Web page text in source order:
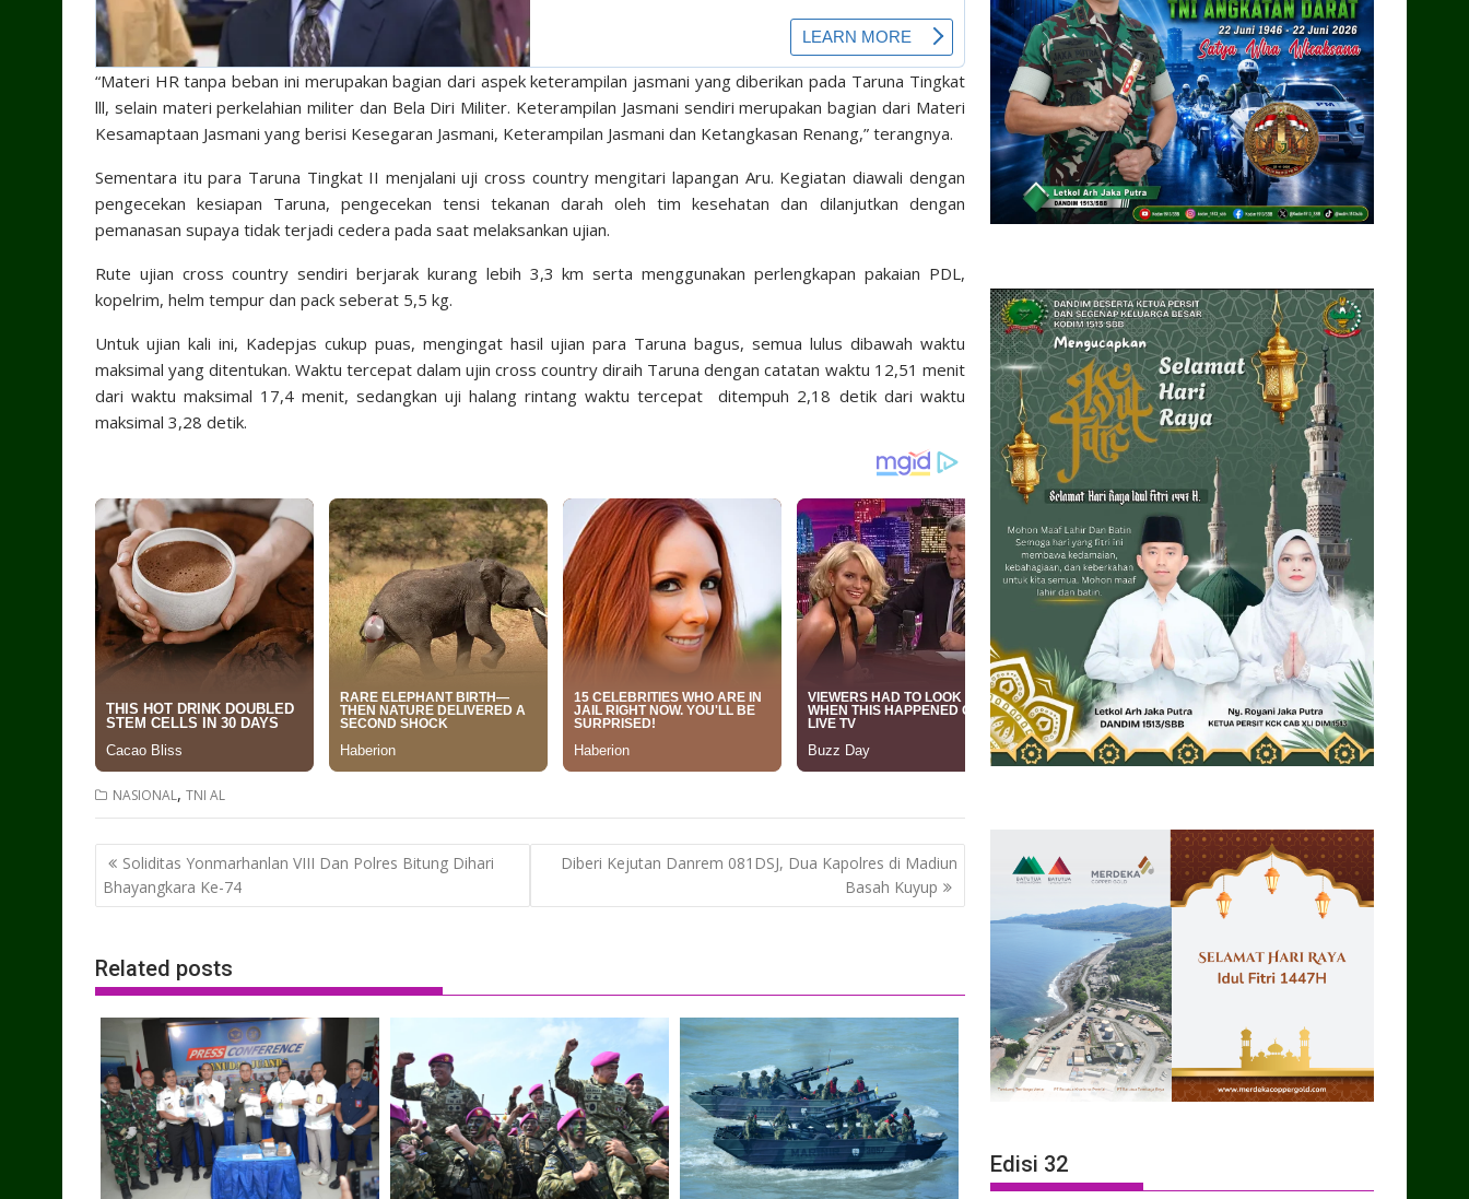
“Materi HR tanpa beban ini merupakan bagian dari aspek keterampilan jasmani yang diberikan pada Taruna Tingkat
lll, selain materi perkelahian militer dan Bela Diri Militer. Keterampilan Jasmani sendiri merupakan bagian dari Materi
Kesamaptaan Jasmani yang berisi Kesegaran Jasmani, Keterampilan Jasmani dan Ketangkasan Renang,” terangnya.
Sementara itu para Taruna Tingkat II menjalani uji cross country mengitari lapangan Aru. Kegiatan diawali dengan
pengecekan kesiapan Taruna, pengecekan tensi tekanan darah oleh tim kesehatan dan dilanjutkan dengan
pemanasan supaya tidak terjadi cedera pada saat melaksankan ujian.
Rute ujian cross country sendiri berjarak kurang lebih 3,3 km serta menggunakan perlengkapan pakaian PDL,
kopelrim, helm tempur dan pack seberat 5,5 kg.
Untuk ujian kali ini, Kadepjas cukup puas, mengingat hasil ujian para Taruna bagus, semua lulus dibawah waktu
maksimal yang ditentukan. Waktu tercepat dalam ujin cross country diraih Taruna dengan catatan waktu 12,51 menit
dari waktu maksimal 17,4 menit, sedangkan uji halang rintang waktu tercepat ditempuh 2,18 detik dari waktu
maksimal 3,28 detik.
NASIONAL, TNI AL
Post
navigation
Soliditas Yonmarhanlan VIII Dan Polres Bitung Dihari
Bhayangkara Ke-74
Diberi Kejutan Danrem 081DSJ, Dua Kapolres di Madiun
Basah Kuyup
Related posts
Edisi 32